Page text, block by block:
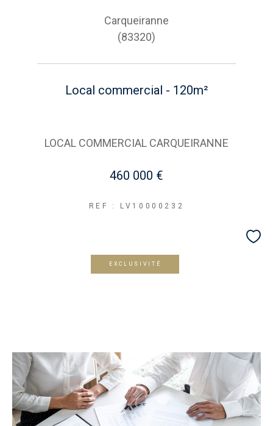
Carqueiranne
(83320)
Local commercial - 120m²
LOCAL COMMERCIAL CARQUEIRANNE
460 000 €
REF : LV10000232
EXCLUSIVITÉ